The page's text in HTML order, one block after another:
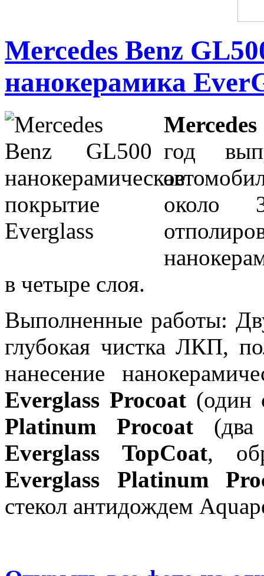
Mercedes Benz
нанокерамика
год
около
в четыре слоя.
Выполненные работы:
глубокая чистка ЛКП,
нанесение
Everglass Procoat(один
Platinum Procoat
Everglass TopCoat,
Everglass Platinum
стекол антидождем